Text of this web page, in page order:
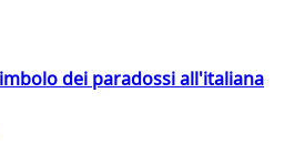
dei paradossi all'italiana